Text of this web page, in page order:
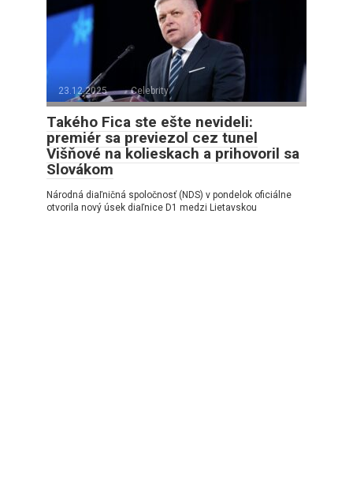
23.12.2025 Celebrity
Takého Fica ste ešte nevideli:
premiér sa previezol cez tunel
Višňové na kolieskach a prihovoril sa
Slovákom
Národná diaľničná spoločnosť (NDS) v pondelok oficiálne
otvorila nový úsek diaľnice D1 medzi Lietavskou